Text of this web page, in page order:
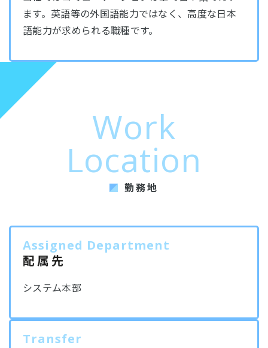
ます。英語等の外国語能力ではなく、高度な日本
語能力が求められる職種です。
Work
Location
勤務地
Assigned Department
配属先
システム本部
Transfer